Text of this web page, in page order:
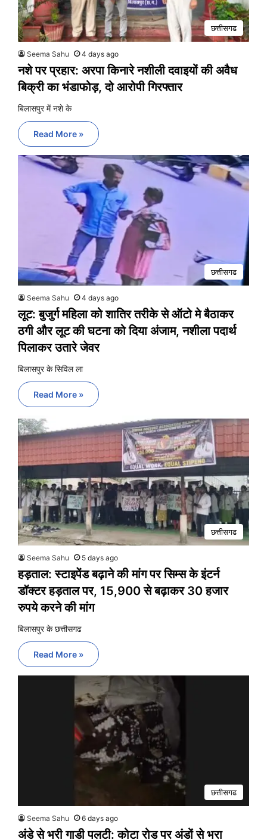
छत्तीसगढ
Seema Sahu 4 days ago
नशे पर प्रहार: अरपा किनारे नशीली दवाइयों की अवैध
बिक्री का भंडाफोड़, दो आरोपी गिरफ्तार
बिलासपुर में नशे के
Read More »
छत्तीसगढ
Seema Sahu 4 days ago
लूट: बुजुर्ग महिला को शातिर तरीके से ऑटो मे बैठाकर
ठगी और लूट की घटना को दिया अंजाम, नशीला पदार्थ
पिलाकर उतारे जेवर
बिलासपुर के सिविल ला
Read More »
छत्तीसगढ
Seema Sahu 5 days ago
हड़ताल: स्टाइपेंड बढ़ाने की मांग पर सिम्स के इंटर्न
डॉक्टर हड़ताल पर, 15,900 से बढ़ाकर 30 हजार
रुपये करने की मांग
बिलासपुर के छत्तीसगढ
Read More »
छत्तीसगढ
Seema Sahu 6 days ago
अंडे से भरी गाडी पलटी: कोटा रोड पर अंडों से भरा